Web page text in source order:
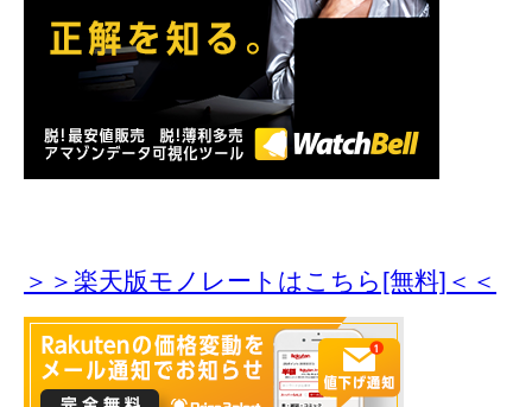
＞＞楽天版モノレートはこちら[無料]＜＜